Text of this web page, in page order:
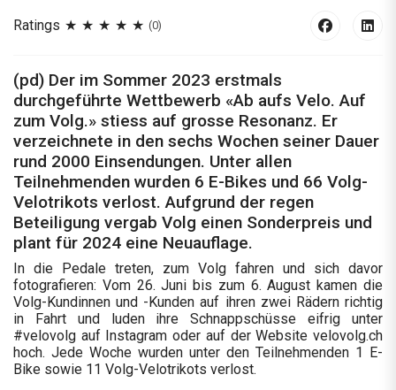
Ratings (0)
(pd) Der im Sommer 2023 erstmals
durchgeführte Wettbewerb «Ab aufs Velo. Auf
zum Volg.» stiess auf grosse Resonanz. Er
verzeichnete in den sechs Wochen seiner Dauer
rund 2000 Einsendungen. Unter allen
Teilnehmenden wurden 6 E-Bikes und 66 Volg-
Velotrikots verlost. Aufgrund der regen
Beteiligung vergab Volg einen Sonderpreis und
plant für 2024 eine Neuauflage.
In die Pedale treten, zum Volg fahren und sich davor
fotografieren: Vom 26. Juni bis zum 6. August kamen die
Volg-Kundinnen und -Kunden auf ihren zwei Rädern richtig
in Fahrt und luden ihre Schnappschüsse eifrig unter
#velovolg auf Instagram oder auf der Website velovolg.ch
hoch. Jede Woche wurden unter den Teilnehmenden 1 E-
Bike sowie 11 Volg-Velotrikots verlost.